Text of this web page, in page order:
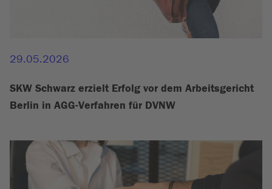
29.05.2026
SKW Schwarz erzielt Erfolg vor dem Arbeitsgericht
Berlin in AGG-Verfahren für DVNW